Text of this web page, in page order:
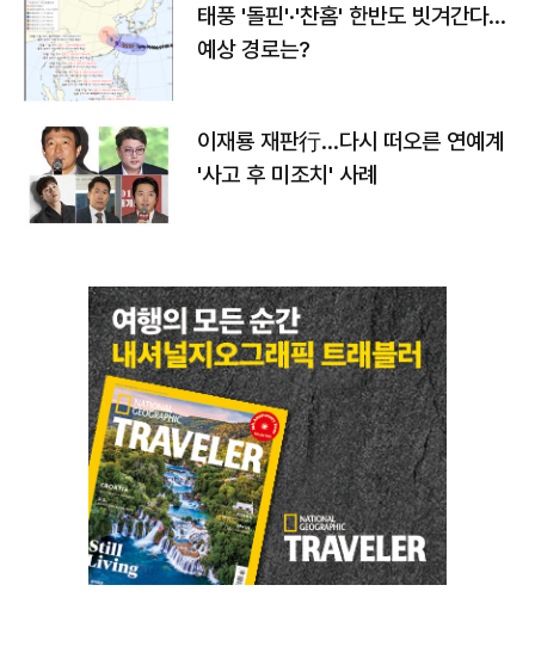
태풍 '돌핀'·'찬홈' 한반도 빗겨간다…
예상 경로는?
이재룡 재판行…다시 떠오른 연예계
'사고 후 미조치' 사례